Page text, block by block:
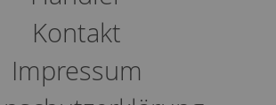
Kontakt
Impressum